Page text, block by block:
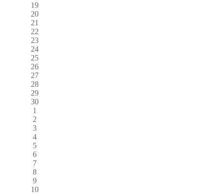
19
20
21
22
23
24
25
26
27
28
29
30
1
2
3
4
5
6
7
8
9
10